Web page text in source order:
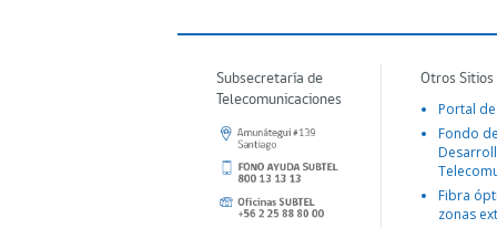
Subsecretaría de
Telecomunicaciones
Otros
Portal
Fondo
Fibra
zonas